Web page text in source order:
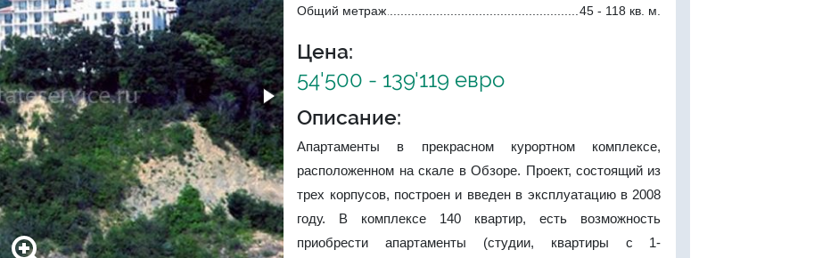
Общий метраж
45 - 118 кв. м.
Цена:
54'500 - 139'119 евро
Описание:
Апартаменты в прекрасном курортном комплексе,
расположенном на скале в Обзоре. Проект, состоящий из
трех корпусов, построен и введен в эксплуатацию в 2008
году. В комплексе 140 квартир, есть возможность
приобрести апартаменты (студии, квартиры с 1-